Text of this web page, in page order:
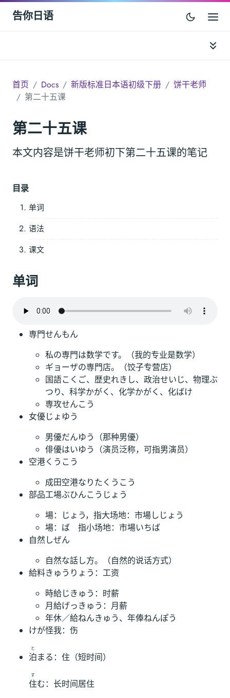
告你日语
首页 Docs 新版标准日本语初级下册
饼干老师
第二十五课
第二十五课
本文内容是饼干老师初下第二十五课的笔记
目录
单词
语法
课文
单词
専門せんもん
私の専門は数学です。（我的专业是数学）
ギョーザの専門店。（饺子专营店）
国語こくご、歴史れきし、政治せいじ、物理ぶ
つり、科学かがく、化学かがく、化ばけ
専攻せんこう
女優じょゆう
男優だんゆう（那种男優）
俳優はいゆう（演员泛称，可指男演员）
空港くうこう
成田空港なりたくうこう
部品工場ぶひんこうじょう
場：じょう，指大场地：市場しじょう
場：ば 指小场地：市場いちば
自然しぜん
自然な話し方。（自然的说话方式）
給料きゅうりょう：工资
時給じきゅう：时薪
月給げっきゅう：月薪
年休／給ねんきゅう、年俸ねんぽう
けが怪我：伤
泊
と
まる：住（短时间）
住
す
む：长时间居住